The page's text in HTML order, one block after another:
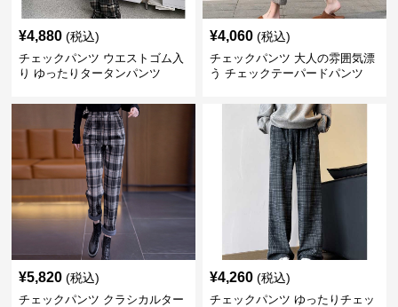
¥4,880 (税込)
チェックパンツ ウエストゴム入
り ゆったりタータンパンツ
¥4,060 (税込)
チェックパンツ 大人の雰囲気漂
う チェックテーパードパンツ
¥5,820 (税込)
チェックパンツ クラシカルター
¥4,260 (税込)
チェックパンツ ゆったりチェッ